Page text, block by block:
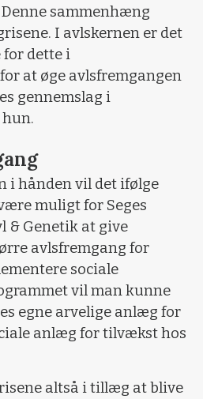
sammenhæng
I avlskernen er det
dette i
at øge avlsfremgangen
gennemslag i
i hånden vil det ifølge
muligt for Seges
& Genetik at give
avlsfremgang for
sociale
vil man kunne
egne arvelige anlæg for
anlæg for tilvækst hos
altså i tillæg at blive